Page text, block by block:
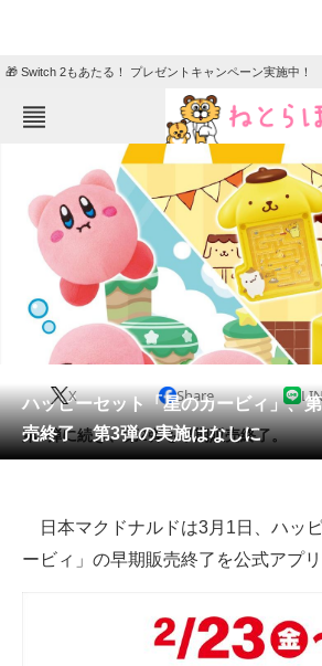
🎁 Switch 2もあたる！ プレゼントキャンペーン実施中！
ねとらぼメニュー
ニュース
エンタメ クイズ
グルメ 地域
住まい 教育・育児
リサーチ
会員記事
メディア
ITの今と未来を見通す
進化するPCとデバイスの未来
ハッピーセット「星のカービィ」、
売終了 第3弾の実施はなしに
X Share
第1弾に続き、第2弾も早期販売終了。
日本マクドナルドは3月1日、ハッ
ービィ」の早期販売終了を公式アプ